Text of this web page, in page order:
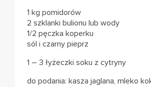
1 kg pomidorów
2 szklanki bulionu lub wody
1/2 pęczka koperku
sól i czarny pieprz
1 – 3 łyżeczki soku z cytryny
do podania: kasza jaglana, mleko